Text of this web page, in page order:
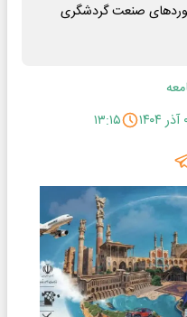
صنعت گردشگری
۱۳:۱۵